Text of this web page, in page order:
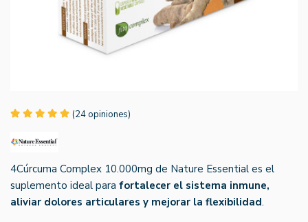
(24 opiniones)
4Cúrcuma Complex 10.000mg de Nature Essential es el
suplemento ideal para fortalecer el sistema inmune,
aliviar dolores articulares y mejorar la flexibilidad.